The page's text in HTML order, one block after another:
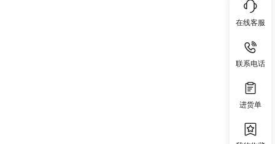
在线客服
联系电话
进货单